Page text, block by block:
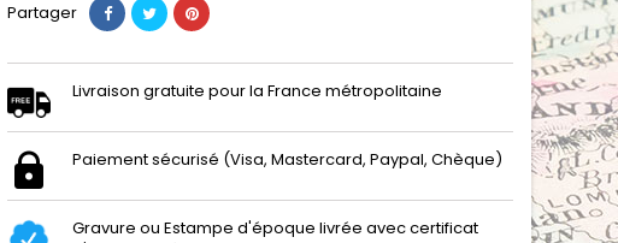
Partager
Livraison gratuite pour la France métropolitaine
Paiement sécurisé (Visa, Mastercard, Paypal, Chèque)
Gravure ou Estampe d'époque livrée avec certificat